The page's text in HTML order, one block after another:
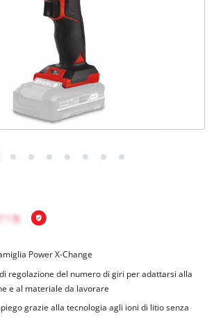
Power X-Change
regolazione del numero di giri per adattarsi alla
e al materiale da lavorare
grazie alla tecnologia agli ioni di litio senza